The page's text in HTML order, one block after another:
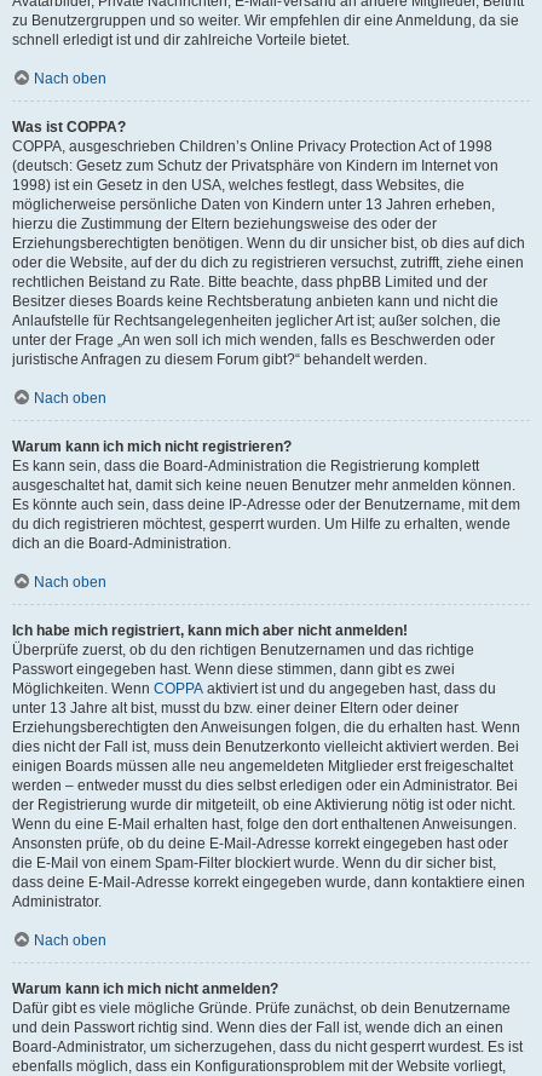
zu Benutzergruppen und so weiter. Wir empfehlen dir eine Anmeldung, da sie
schnell erledigt ist und dir zahlreiche Vorteile bietet.
Nach oben
Was ist COPPA?
COPPA, ausgeschrieben Children’s Online Privacy Protection Act of 1998
(deutsch: Gesetz zum Schutz der Privatsphäre von Kindern im Internet von
1998) ist ein Gesetz in den USA, welches festlegt, dass Websites, die
möglicherweise persönliche Daten von Kindern unter 13 Jahren erheben,
hierzu die Zustimmung der Eltern beziehungsweise des oder der
Erziehungsberechtigten benötigen. Wenn du dir unsicher bist, ob dies auf dich
oder die Website, auf der du dich zu registrieren versuchst, zutrifft, ziehe einen
rechtlichen Beistand zu Rate. Bitte beachte, dass phpBB Limited und der
Besitzer dieses Boards keine Rechtsberatung anbieten kann und nicht die
Anlaufstelle für Rechtsangelegenheiten jeglicher Art ist; außer solchen, die
unter der Frage „An wen soll ich mich wenden, falls es Beschwerden oder
juristische Anfragen zu diesem Forum gibt?“ behandelt werden.
Nach oben
Warum kann ich mich nicht registrieren?
Es kann sein, dass die Board-Administration die Registrierung komplett
ausgeschaltet hat, damit sich keine neuen Benutzer mehr anmelden können.
Es könnte auch sein, dass deine IP-Adresse oder der Benutzername, mit dem
du dich registrieren möchtest, gesperrt wurden. Um Hilfe zu erhalten, wende
dich an die Board-Administration.
Nach oben
Ich habe mich registriert, kann mich aber nicht anmelden!
Überprüfe zuerst, ob du den richtigen Benutzernamen und das richtige
Passwort eingegeben hast. Wenn diese stimmen, dann gibt es zwei
Möglichkeiten. Wenn COPPA aktiviert ist und du angegeben hast, dass du
unter 13 Jahre alt bist, musst du bzw. einer deiner Eltern oder deiner
Erziehungsberechtigten den Anweisungen folgen, die du erhalten hast. Wenn
dies nicht der Fall ist, muss dein Benutzerkonto vielleicht aktiviert werden. Bei
einigen Boards müssen alle neu angemeldeten Mitglieder erst freigeschaltet
werden – entweder musst du dies selbst erledigen oder ein Administrator. Bei
der Registrierung wurde dir mitgeteilt, ob eine Aktivierung nötig ist oder nicht.
Wenn du eine E-Mail erhalten hast, folge den dort enthaltenen Anweisungen.
Ansonsten prüfe, ob du deine E-Mail-Adresse korrekt eingegeben hast oder
die E-Mail von einem Spam-Filter blockiert wurde. Wenn du dir sicher bist,
dass deine E-Mail-Adresse korrekt eingegeben wurde, dann kontaktiere einen
Administrator.
Nach oben
Warum kann ich mich nicht anmelden?
Dafür gibt es viele mögliche Gründe. Prüfe zunächst, ob dein Benutzername
und dein Passwort richtig sind. Wenn dies der Fall ist, wende dich an einen
Board-Administrator, um sicherzugehen, dass du nicht gesperrt wurdest. Es ist
ebenfalls möglich, dass ein Konfigurationsproblem mit der Website vorliegt,